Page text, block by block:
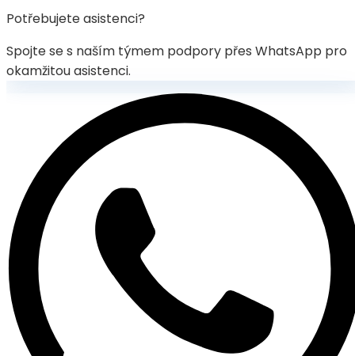
Potřebujete asistenci?
Spojte se s naším týmem podpory přes WhatsApp pro
okamžitou asistenci.